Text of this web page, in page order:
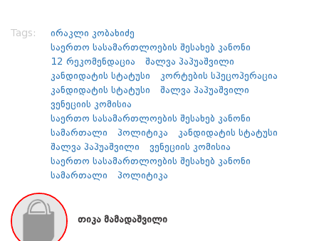
Tags:
ირაკლი კობახიძე
საერთო სასამართლოების შესახებ კანონი
12 რეკომენდაცია
შალვა პაპუაშვილი
კანდიდატის სტატუსი
კორტების სპეცოპერაცია
კანდიდატის სტატუსი
შალვა პაპუაშვილი
ვენეციის კომისია
საერთო სასამართლოების შესახებ კანონი
სამართალი
პოლიტიკა
კანდიდატის სტატუსი
შალვა პაპუაშვილი
ვენეციის კომისია
საერთო სასამართლოების შესახებ კანონი
სამართალი
პოლიტიკა
თიკა მამადაშვილი